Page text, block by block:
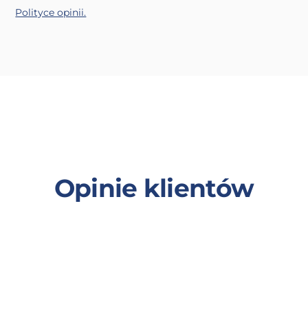
Polityce opinii.
Opinie klientów